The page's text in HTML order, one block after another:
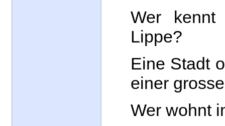
Wer
Lippe?
Eine Stadt
einer
Wer wohnt